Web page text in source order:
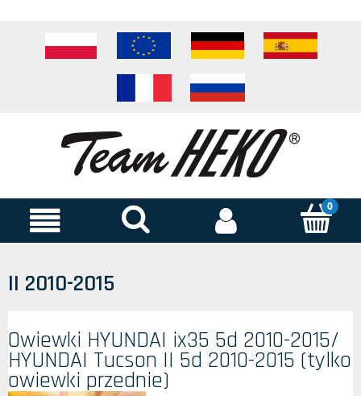
II 2010-2015
Owiewki HYUNDAI ix35 5d 2010-2015/
HYUNDAI Tucson II 5d 2010-2015 (tylko
owiewki przednie)